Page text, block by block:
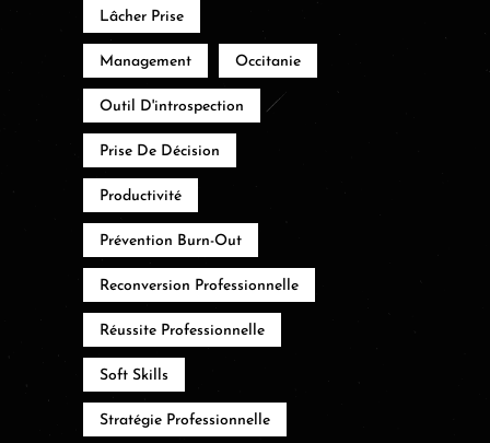
Lâcher Prise
Management Occitanie
Outil D'introspection
Prise De Décision
Productivité
Prévention Burn-Out
Reconversion Professionnelle
Réussite Professionnelle
Soft Skills
Stratégie Professionnelle